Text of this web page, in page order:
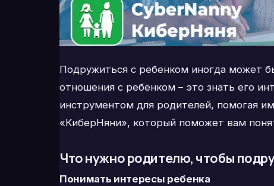
Подружиться с ребенком иногда может
отношения с ребенком – это знать его
инструментом для родителей, помогая
«КиберНяни», который поможет вам
Что нужно родителю, чтобы
Понимать интересы ребенка